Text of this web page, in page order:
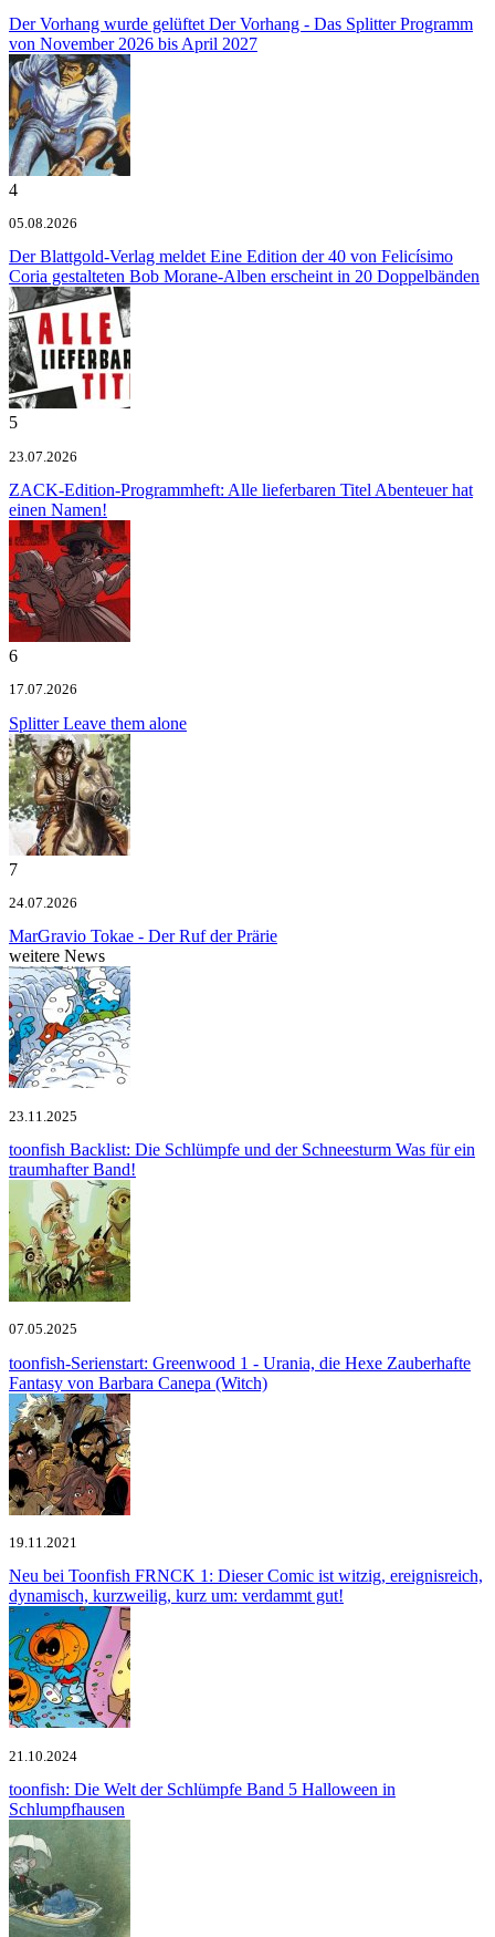
Der Vorhang wurde gelüftet Der Vorhang - Das Splitter Programm
von November 2026 bis April 2027
4
05.08.2026
Der Blattgold-Verlag meldetEine Edition der 40 von Felicísimo
Coria gestalteten Bob Morane-Alben erscheint in 20 Doppelbänden
5
23.07.2026
ZACK-Edition-Programmheft: Alle lieferbaren Titel Abenteuer hat
einen Namen!
6
17.07.2026
SplitterLeave them alone
7
24.07.2026
MarGravio Tokae - Der Ruf der Prärie
weitere News
23.11.2025
toonfish Backlist: Die Schlümpfe und der Schneesturm Was für ein
traumhafter Band!
07.05.2025
toonfish-Serienstart: Greenwood 1 - Urania, die Hexe Zauberhafte
Fantasy von Barbara Canepa (Witch)
19.11.2021
Neu bei Toonfish FRNCK 1: Dieser Comic ist witzig, ereignisreich,
dynamisch, kurzweilig, kurz um: verdammt gut!
21.10.2024
toonfish: Die Welt der Schlümpfe Band 5 Halloween in
Schlumpfhausen